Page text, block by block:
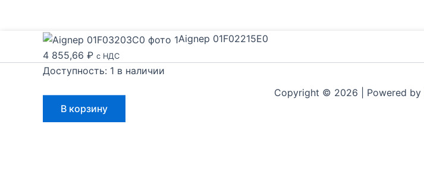
Copyright © 2026 | Powered by
Aignep 01F02215E0
4 855,66 ₽ с НДС
Доступность: 1 в наличии
товара
Aignep
В корзину